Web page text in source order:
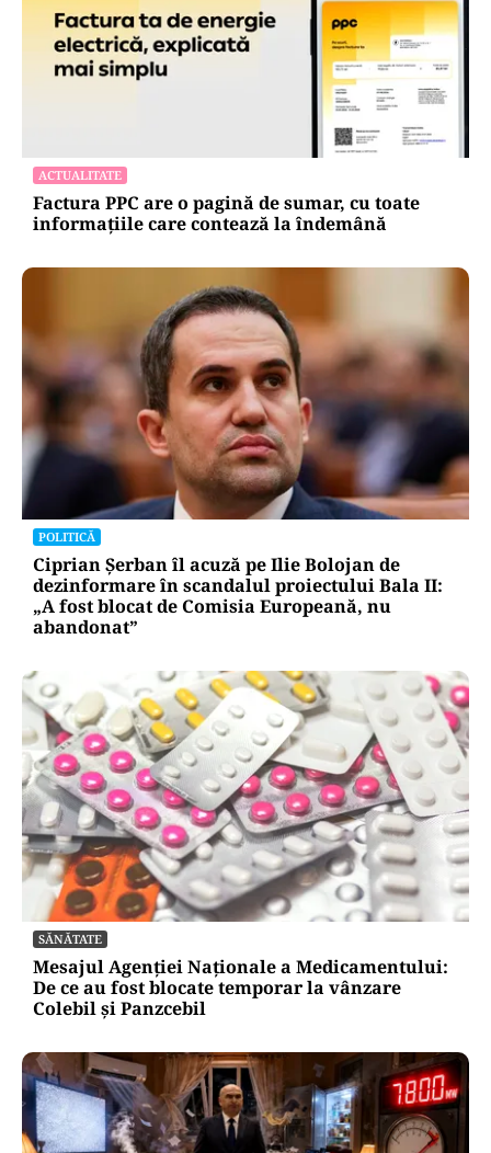
ACTUALITATE
Factura PPC are o pagină de sumar, cu toate
informațiile care contează la îndemână
POLITICĂ
Ciprian Șerban îl acuză pe Ilie Bolojan de
dezinformare în scandalul proiectului Bala II:
„A fost blocat de Comisia Europeană, nu
abandonat”
SĂNĂTATE
Mesajul Agenției Naționale a Medicamentului:
De ce au fost blocate temporar la vânzare
Colebil și Panzcebil